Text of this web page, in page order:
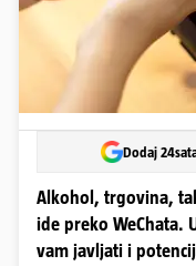
Dodaj
Alkohol, trgovina,
ide preko WeChata.
vam javljati i